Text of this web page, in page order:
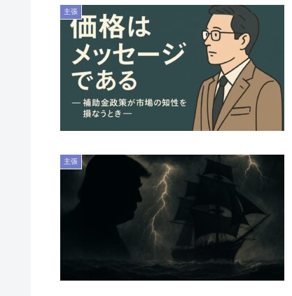
主張
主張